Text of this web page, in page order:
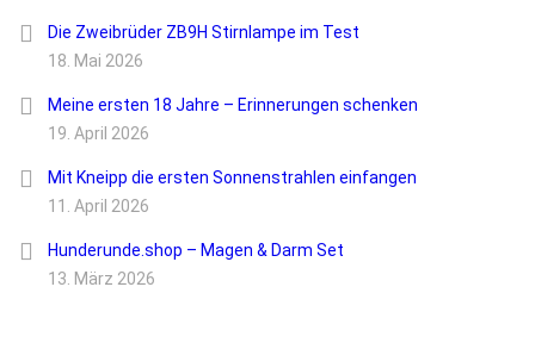
Die Zweibrüder ZB9H Stirnlampe im Test
18. Mai 2026
Meine ersten 18 Jahre – Erinnerungen schenken
19. April 2026
Mit Kneipp die ersten Sonnenstrahlen einfangen
11. April 2026
Hunderunde.shop – Magen & Darm Set
13. März 2026